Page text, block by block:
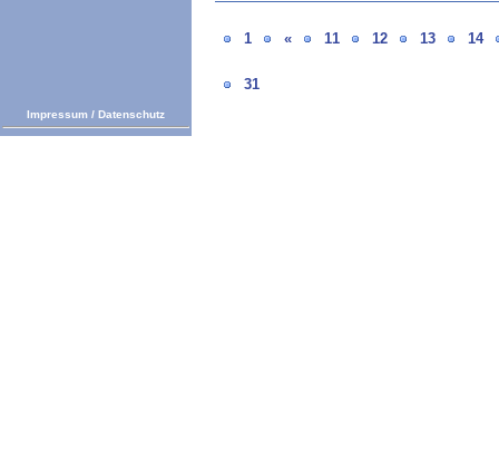
1 « 11 12 13 14
31
Impressum / Datenschutz